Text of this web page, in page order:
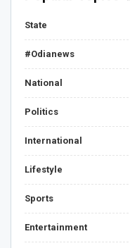
State
#Odianews
National
Politics
International
Lifestyle
Sports
Entertainment